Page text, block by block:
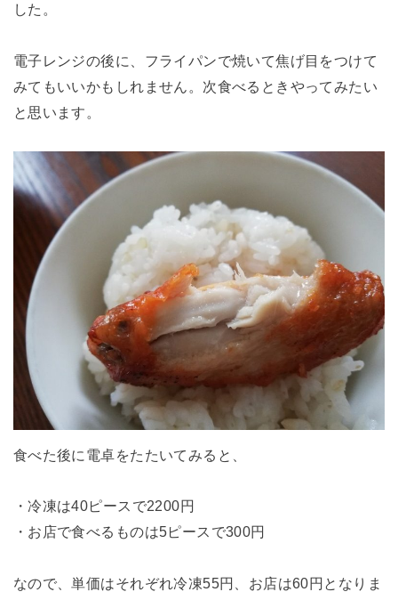
した。
電子レンジの後に、フライパンで焼いて焦げ目をつけて
みてもいいかもしれません。次食べるときやってみたい
と思います。
食べた後に電卓をたたいてみると、
・冷凍は40ピースで2200円
・お店で食べるものは5ピースで300円
なので、単価はそれぞれ冷凍55円、お店は60円となりま